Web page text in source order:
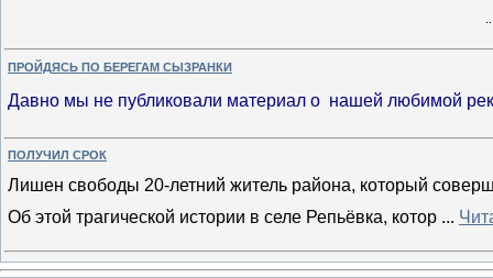
ПРОЙДЯСЬ ПО БЕРЕГАМ СЫЗРАНКИ
Давно мы не публиковали материал о нашей любимой
ПОЛУЧИЛ СРОК
Лишен свободы 20-летний житель района, который
Об этой трагической истории в селе Репьёвка, котор ...